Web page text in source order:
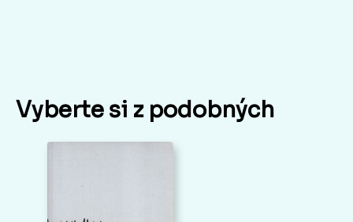
Vyberte si z podobných